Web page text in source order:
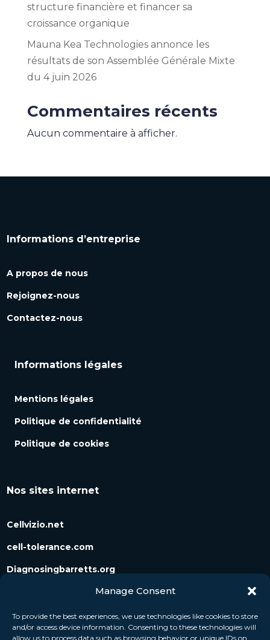
Manage Consent
To provide the best experiences, we use technologies like cookies to store
and/or access device information. Consenting to these technologies will
allow us to process data such as browsing behavior or unique IDs on
structure financière et financer sa
croissance organique
Mauna Kea Technologies annonce les
résultats de son Assemblée Générale Mixte
du 4 juin 2026
Commentaires récents
Aucun commentaire à afficher.
Informations d’entreprise
A propos de nous
Rejoignez-nous
Contactez-nous
Informations légales
Mentions légales
Politique de confidentialité
Politique de cookies
Nos sites internet
Cellvizio.net
cell-tolerance.com
Diagnosingbarretts.org
Diagnosingpancreaticcysts.org
Suivez-nous